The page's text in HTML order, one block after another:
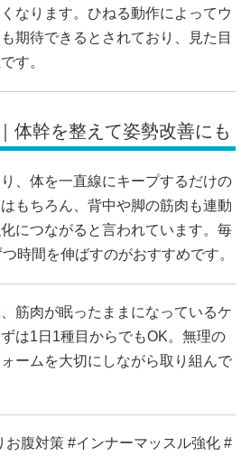
なります。ひねる動作によってウ
期待できるとされており、見た目
す。
体幹を整えて姿勢改善にも
、体を一直線にキープするだけの
もちろん、背中や脚の筋肉も連動
につながると言われています。毎
時間を伸ばすのがおすすめです。
筋肉が眠ったままになっているケ
は1日1種目からでもOK。無理の
ームを大切にしながら取り組んで
腹対策 #インナーマッスル強化 #